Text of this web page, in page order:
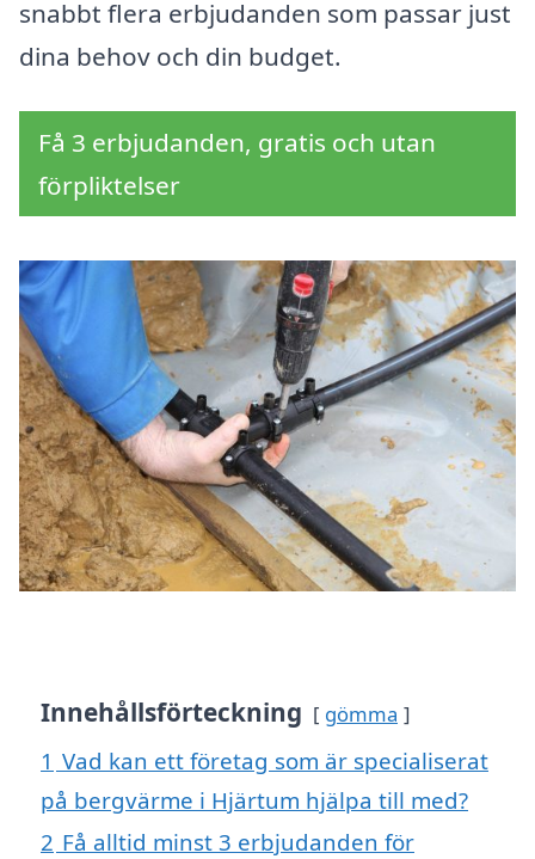
snabbt flera erbjudanden som passar just
dina behov och din budget.
Få 3 erbjudanden, gratis och utan
förpliktelser
Innehållsförteckning gömma
1 Vad kan ett företag som är specialiserat
på bergvärme i Hjärtum hjälpa till med?
2 Få alltid minst 3 erbjudanden för